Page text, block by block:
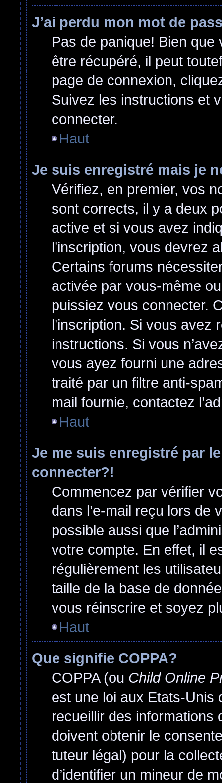
J’ai perdu mon mot de
Pas de panique! Bien
être récupéré, il peut
page de connexion,
Suivez les instructions et
connecter.
Haut
Je suis enregistré mais je
Vérifiez, en premier, vos
sont corrects, il y a deux
active et si vous avez
l’inscription, vous devrez
Certains forums
activée par vous-même
puissiez vous connecter.
l’inscription. Si vous avez
instructions. Si vous
vous ayez fourni une
traité par un filtre anti-
mail fournie, contactez
Haut
Je me suis enregistré par
connecter?!
Commencez par vérifier
dans l’e-mail reçu lors de
possible aussi que
votre compte. En effet, il
régulièrement les
taille de la base de
vous réinscrire et soyez
Haut
Que signifie COPPA?
COPPA (ou Child Online
est une loi aux Etats-Unis
recueillir des informations
doivent obtenir le
tuteur légal) pour la
d’identifier un mineur de